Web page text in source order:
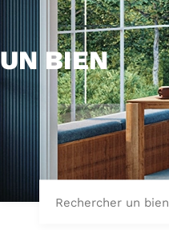
UN BIEN
Rechercher un bien